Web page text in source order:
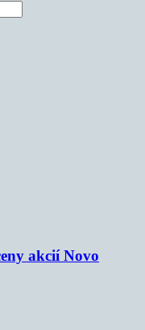
akcií Novo